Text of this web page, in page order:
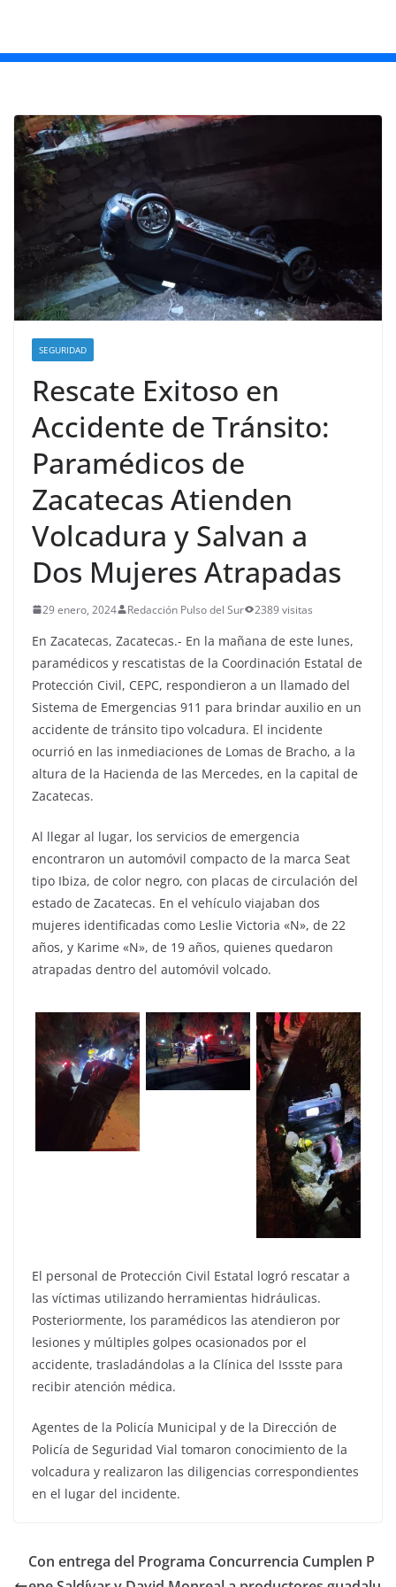
SEGURIDAD
Rescate Exitoso en
Accidente de Tránsito:
Paramédicos de
Zacatecas Atienden
Volcadura y Salvan a
Dos Mujeres Atrapadas
29 enero, 2024 Redacción Pulso del Sur 2389 visitas
En Zacatecas, Zacatecas.- En la mañana de este lunes,
paramédicos y rescatistas de la Coordinación Estatal de
Protección Civil, CEPC, respondieron a un llamado del
Sistema de Emergencias 911 para brindar auxilio en un
accidente de tránsito tipo volcadura. El incidente
ocurrió en las inmediaciones de Lomas de Bracho, a la
altura de la Hacienda de las Mercedes, en la capital de
Zacatecas.
Al llegar al lugar, los servicios de emergencia
encontraron un automóvil compacto de la marca Seat
tipo Ibiza, de color negro, con placas de circulación del
estado de Zacatecas. En el vehículo viajaban dos
mujeres identificadas como Leslie Victoria «N», de 22
años, y Karime «N», de 19 años, quienes quedaron
atrapadas dentro del automóvil volcado.
El personal de Protección Civil Estatal logró rescatar a
las víctimas utilizando herramientas hidráulicas.
Posteriormente, los paramédicos las atendieron por
lesiones y múltiples golpes ocasionados por el
accidente, trasladándolas a la Clínica del Issste para
recibir atención médica.
Agentes de la Policía Municipal y de la Dirección de
Policía de Seguridad Vial tomaron conocimiento de la
volcadura y realizaron las diligencias correspondientes
en el lugar del incidente.
Con entrega del Programa Concurrencia Cumplen P